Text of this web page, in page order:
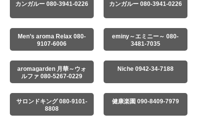
カンガルー 080-3941-0226 カンガルー 080-3941-0226
Men’s aroma Relax 080-
9107-6006
eminy～エミニー～ 080-
3481-7035
aromagarden 月華～ウォ
ルファ 080-5267-0229
Niche 0942-34-7188
サロンドキング 080-9101-
8808
健康楽園 090-8409-7979